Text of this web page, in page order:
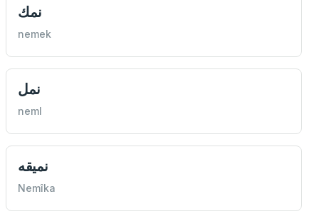
نمك
nemek
نمل
neml
نميقه
Nemîka